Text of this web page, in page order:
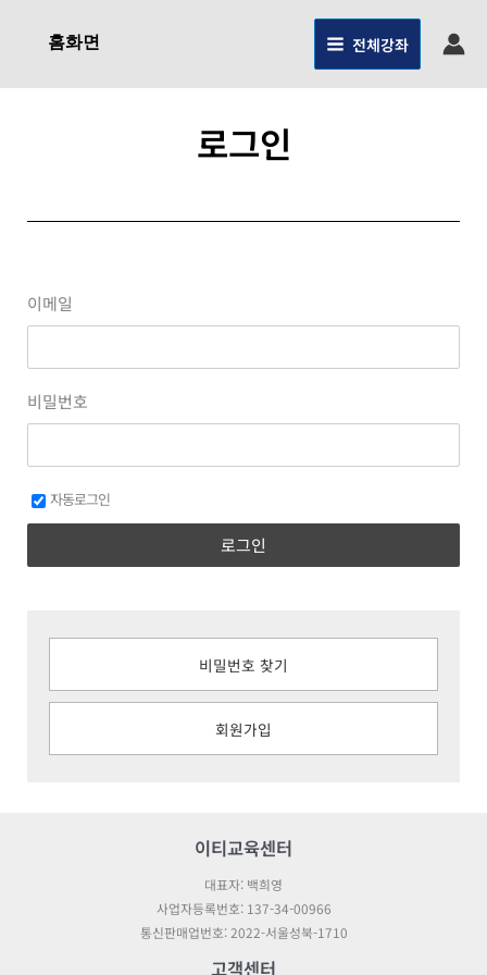
건너뛰기홈화면 전체강좌
로그인
이메일
비밀번호
자동로그인
로그인
비밀번호 찾기
회원가입
이티교육센터
대표자: 백희영
사업자등록번호: 137-34-00966
통신판매업번호: 2022-서울성북-1710
고객센터